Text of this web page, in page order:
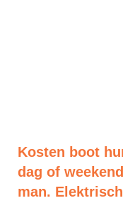
Kosten boot
dag of
man.